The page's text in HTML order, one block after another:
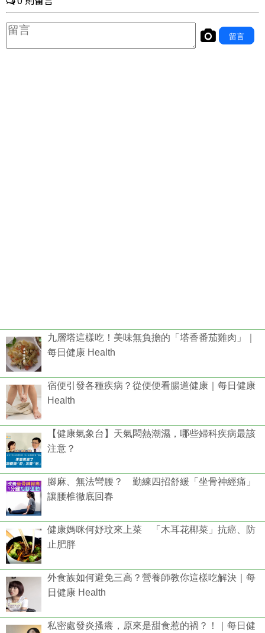
九層塔這樣吃！美味無負擔的「塔香番茄雞肉」｜
每日健康 Health
宿便引發各種疾病？從便便看腸道健康｜每日健康
Health
【健康氣象台】天氣悶熱潮濕，哪些婦科疾病最該
注意？
腳麻、無法彎腰？ 勤練四招舒緩「坐骨神經痛」
讓腰椎徹底回春
健康媽咪何妤玟來上菜 「木耳花椰菜」抗癌、防
止肥胖
外食族如何避免三高？營養師教你這樣吃解決｜每
日健康 Health
私密處發炎搔癢，原來是甜食惹的禍？！｜每日健